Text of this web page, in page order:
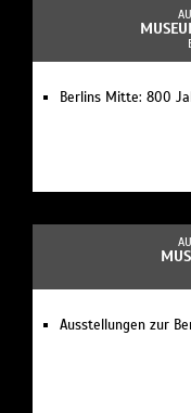
Berlins Mitte: 800
Ausstellungen zur